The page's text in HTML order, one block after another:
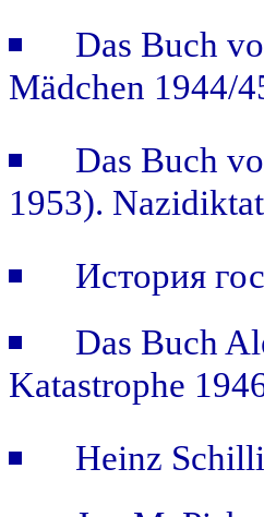
Das Buch
Mädchen 1944/
Das Buch
1953).
История
Das Buch
Katastrophe
Heinz